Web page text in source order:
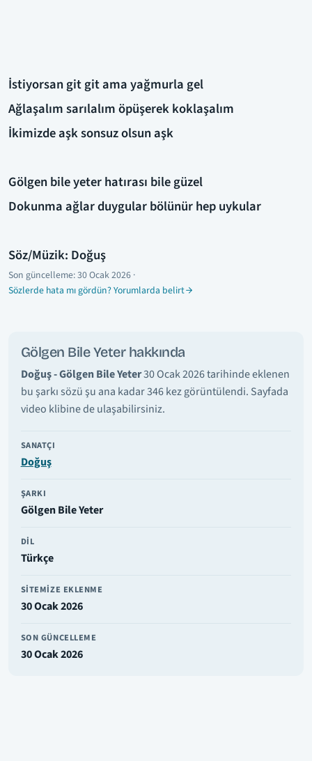
İstiyorsan git git ama yağmurla gel
Ağlaşalım sarılalım öpüşerek koklaşalım
İkimizde aşk sonsuz olsun aşk
Gölgen bile yeter hatırası bile güzel
Dokunma ağlar duygular bölünür hep uykular
Söz/Müzik: Doğuş
Son güncelleme:30 Ocak 2026 ·
Sözlerde hata mı gördün? Yorumlarda belirt
Gölgen Bile Yeter hakkında
Doğuş - Gölgen Bile Yeter30 Ocak 2026 tarihinde eklenen
bu şarkı sözü şu ana kadar 346 kez görüntülendi. Sayfada
video klibine de ulaşabilirsiniz.
SANATÇI
Doğuş
ŞARKI
Gölgen Bile Yeter
DIL
Türkçe
SITEMIZE EKLENME
30 Ocak 2026
SON GÜNCELLEME
30 Ocak 2026